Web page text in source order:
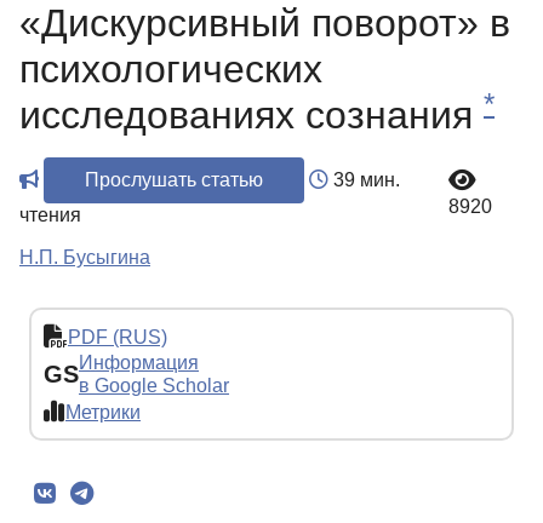
«Дискурсивный поворот» в
психологических
исследованиях сознания *
Прослушать статью
39 мин.
чтения
8920
Н.П. Бусыгина
PDF (RUS)
GSИнформация
в Google Scholar
Метрики